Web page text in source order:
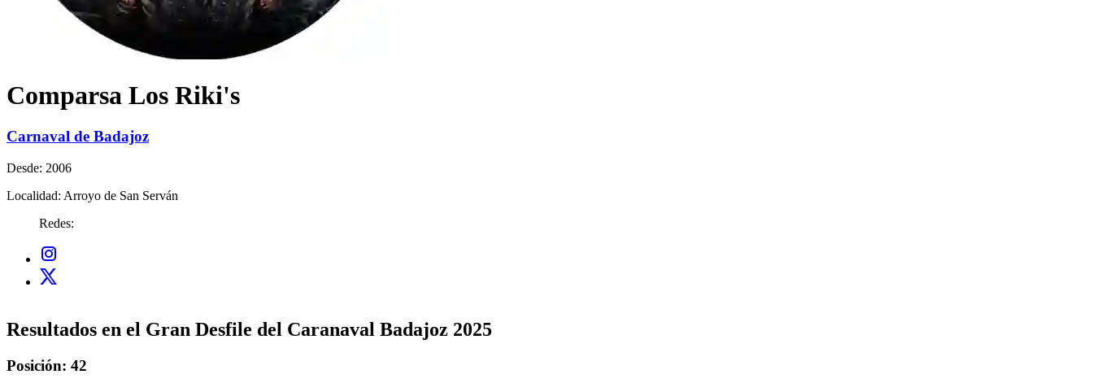
Comparsa Los Riki's
Carnaval de Badajoz
Desde: 2006
Localidad: Arroyo de San Serván
Redes:
Resultados en el Gran Desfile del Caranaval Badajoz 2025
Posición: 42